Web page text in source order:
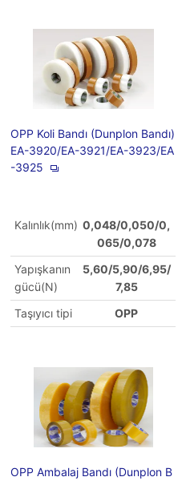
OPP Koli Bandı (Dunplon Bandı)
EA-3920/EA-3921/EA-3923/EA
-3925
Kalınlık(mm) 0,048/0,050/0,
065/0,078
Yapışkanın
gücü(N)
5,60/5,90/6,95/
7,85
Taşıyıcı tipi
OPP
OPP Ambalaj Bandı (Dunplon B